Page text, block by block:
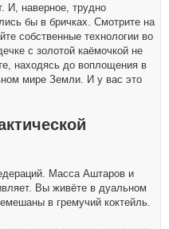
И, наверное, трудно
бы в бричках. Смотрите на
собственные технологии во
с золотой каёмочкой не
находясь до воплощения в
мире Земли. И у вас это
Масса Аштаров и
Вы живёте в дуальном
в гремучий коктейль.